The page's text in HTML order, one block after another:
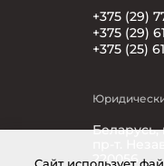
+375 (29)
+375 (29)
+375 (25)
Беларусь,
220056